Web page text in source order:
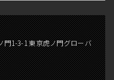
1-3-1 東京虎ノ門グローバ